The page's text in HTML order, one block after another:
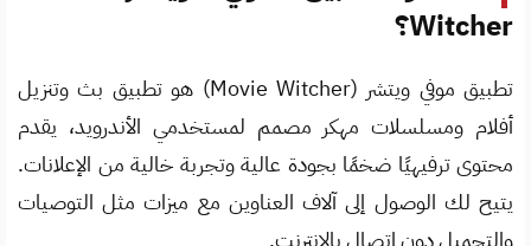
Witcher؟
تطبيق موفي ويتشر (Movie Witcher) هو تطبيق بث وتنزيل
أفلام ومسلسلات مهكر مصمم لمستخدمي الأندرويد، يقدم
محتوى ترفيهيًا ضخمًا بجودة عالية وتجربة خالية من الإعلانات.
يتيح لك الوصول إلى آلاف العناوين مع ميزات مثل التوصيات